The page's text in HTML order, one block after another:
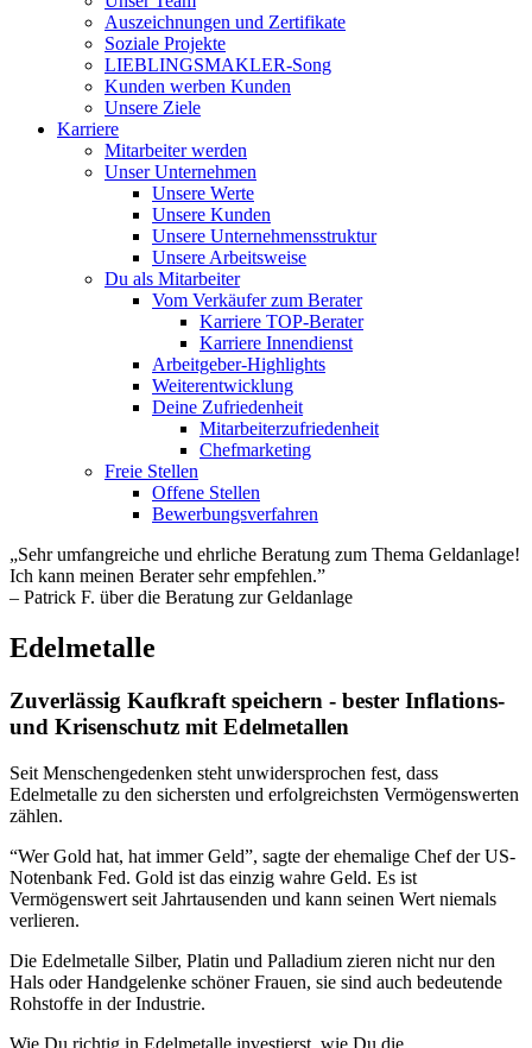
Auszeichnungen und Zertifikate
Soziale Projekte
LIEBLINGSMAKLER-Song
Kunden werben Kunden
Unsere Ziele
Karriere
Mitarbeiter werden
Unser Unternehmen
Unsere Werte
Unsere Kunden
Unsere Unternehmensstruktur
Unsere Arbeitsweise
Du als Mitarbeiter
Vom Verkäufer zum Berater
Karriere TOP-Berater
Karriere Innendienst
Arbeitgeber-Highlights
Weiterentwicklung
Deine Zufriedenheit
Mitarbeiterzufriedenheit
Chefmarketing
Freie Stellen
Offene Stellen
Bewerbungsverfahren
„Sehr umfangreiche und ehrliche Beratung zum Thema Geldanlage!
Ich kann meinen Berater sehr empfehlen.”
– Patrick F. über die Beratung zur Geldanlage
Edelmetalle
Zuverlässig Kaufkraft speichern - bester Inflations-
und Krisenschutz mit Edelmetallen
Seit Menschengedenken steht unwidersprochen fest, dass
Edelmetalle zu den sichersten und erfolgreichsten Vermögenswerten
zählen.
“Wer Gold hat, hat immer Geld”, sagte der ehemalige Chef der US-
Notenbank Fed. Gold ist das einzig wahre Geld. Es ist
Vermögenswert seit Jahrtausenden und kann seinen Wert niemals
verlieren.
Die Edelmetalle Silber, Platin und Palladium zieren nicht nur den
Hals oder Handgelenke schöner Frauen, sie sind auch bedeutende
Rohstoffe in der Industrie.
Wie Du richtig in Edelmetalle investierst, wie Du die